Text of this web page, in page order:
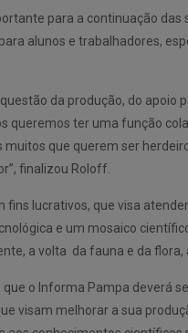
para a continuação
alunos e trabalhadores,
da produção, do
queremos ter uma função
muitos que querem ser
finalizou Roloff.
lucrativos, que visa
e um mosaico
a volta da fauna e da flora,
o Informa Pampa
visam melhorar a sua